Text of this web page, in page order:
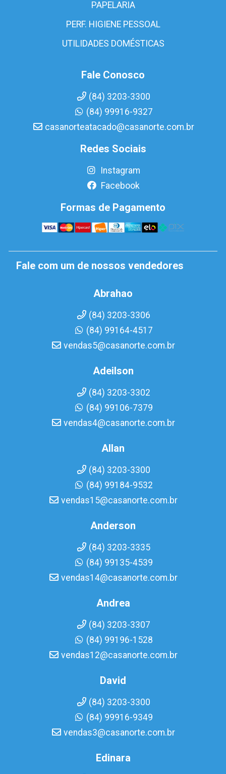
PAPELARIA
PERF. HIGIENE PESSOAL
UTILIDADES DOMÉSTICAS
Fale Conosco
(84) 3203-3300
(84) 99916-9327
casanorteatacado@casanorte.com.br
Redes Sociais
Instagram
Facebook
Formas de Pagamento
Fale com um de nossos vendedores
Abrahao
(84) 3203-3306
(84) 99164-4517
vendas5@casanorte.com.br
Adeilson
(84) 3203-3302
(84) 99106-7379
vendas4@casanorte.com.br
Allan
(84) 3203-3300
(84) 99184-9532
vendas15@casanorte.com.br
Anderson
(84) 3203-3335
(84) 99135-4539
vendas14@casanorte.com.br
Andrea
(84) 3203-3307
(84) 99196-1528
vendas12@casanorte.com.br
David
(84) 3203-3300
(84) 99916-9349
vendas3@casanorte.com.br
Edinara